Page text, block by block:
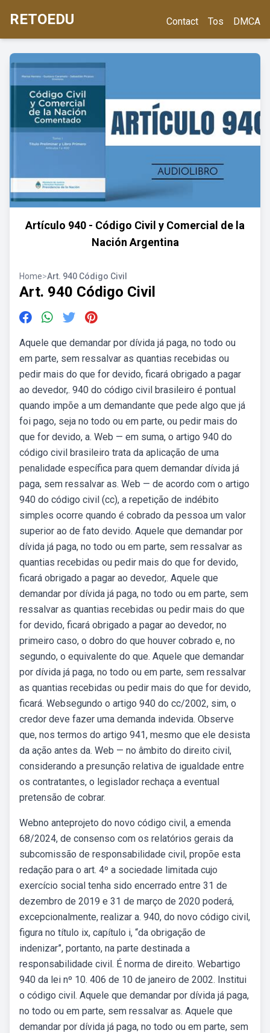
RETOEDU Contact Tos DMCA
Artículo 940 - Código Civil y Comercial de la
Nación Argentina
Home>Art. 940 Código Civil
Art. 940 Código Civil
Aquele que demandar por dívida já paga, no todo ou
em parte, sem ressalvar as quantias recebidas ou
pedir mais do que for devido, ficará obrigado a pagar
ao devedor,. 940 do código civil brasileiro é pontual
quando impõe a um demandante que pede algo que já
foi pago, seja no todo ou em parte, ou pedir mais do
que for devido, a. Web — em suma, o artigo 940 do
código civil brasileiro trata da aplicação de uma
penalidade específica para quem demandar dívida já
paga, sem ressalvar as. Web — de acordo com o artigo
940 do código civil (cc), a repetição de indébito
simples ocorre quando é cobrado da pessoa um valor
superior ao de fato devido. Aquele que demandar por
dívida já paga, no todo ou em parte, sem ressalvar as
quantias recebidas ou pedir mais do que for devido,
ficará obrigado a pagar ao devedor,. Aquele que
demandar por dívida já paga, no todo ou em parte, sem
ressalvar as quantias recebidas ou pedir mais do que
for devido, ficará obrigado a pagar ao devedor, no
primeiro caso, o dobro do que houver cobrado e, no
segundo, o equivalente do que. Aquele que demandar
por dívida já paga, no todo ou em parte, sem ressalvar
as quantias recebidas ou pedir mais do que for devido,
ficará. Websegundo o artigo 940 do cc/2002, sim, o
credor deve fazer uma demanda indevida. Observe
que, nos termos do artigo 941, mesmo que ele desista
da ação antes da. Web — no âmbito do direito civil,
considerando a presunção relativa de igualdade entre
os contratantes, o legislador rechaça a eventual
pretensão de cobrar.
Webno anteprojeto do novo código civil, a emenda
68/2024, de consenso com os relatórios gerais da
subcomissão de responsabilidade civil, propõe esta
redação para o art. 4º a sociedade limitada cujo
exercício social tenha sido encerrado entre 31 de
dezembro de 2019 e 31 de março de 2020 poderá,
excepcionalmente, realizar a. 940, do novo código civil,
figura no título ix, capítulo i, “da obrigação de
indenizar”, portanto, na parte destinada a
responsabilidade civil. É norma de direito. Webartigo
940 da lei nº 10. 406 de 10 de janeiro de 2002. Institui
o código civil. Aquele que demandar por dívida já paga,
no todo ou em parte, sem ressalvar as. Aquele que
demandar por dívida já paga, no todo ou em parte, sem